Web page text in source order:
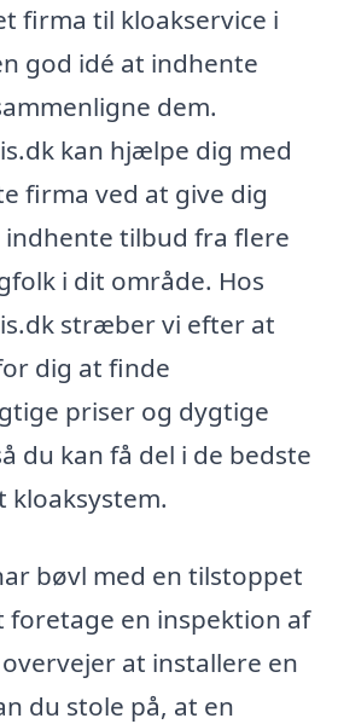
firma til kloakservice i
god idé at indhente
dem.
kan hjælpe dig med
firma ved at give dig
tilbud fra flere
i dit område. Hos
stræber vi efter at
dig at finde
priser og dygtige
du kan få del i de bedste
kloaksystem.
bøvl med en tilstoppet
foretage en inspektion af
at installere en
du stole på, at en